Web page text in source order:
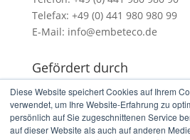
Diese Website speichert Cookies auf Ihrem
verwendet, um Ihre Website-Erfahrung zu
persönlich auf Sie zugeschnittenen Service
auf dieser Website als auch auf anderen
Telefax: +49 (0) 441 980 980 99
E-Mail: info@embeteco.de
Gefördert durch